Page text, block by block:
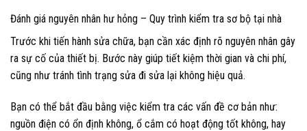
Đánh giá nguyên nhân hư hỏng – Quy trình kiểm tra sơ bộ tại nhà
Trước khi tiến hành sửa chữa, bạn cần xác định rõ nguyên nhân gây
ra sự cố của thiết bị. Bước này giúp tiết kiệm thời gian và chi phí,
cũng như tránh tình trạng sửa đi sửa lại không hiệu quả.
Bạn có thể bắt đầu bằng việc kiểm tra các vấn đề cơ bản như:
nguồn điện có ổn định không, ổ cắm có hoạt động tốt không, hay